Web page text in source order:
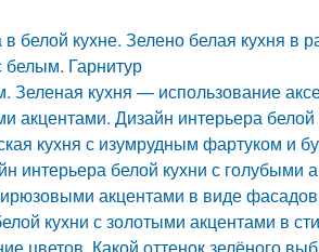
в белой кухне. Зелено белая кухня в
белым. Гарнитур
Зеленая кухня — использование
акцентами. Дизайн интерьера
кухня с изумрудным фартуком и
интерьера белой кухни с голубыми
акцентами в виде фасадов
кухни с золотыми акцентами в